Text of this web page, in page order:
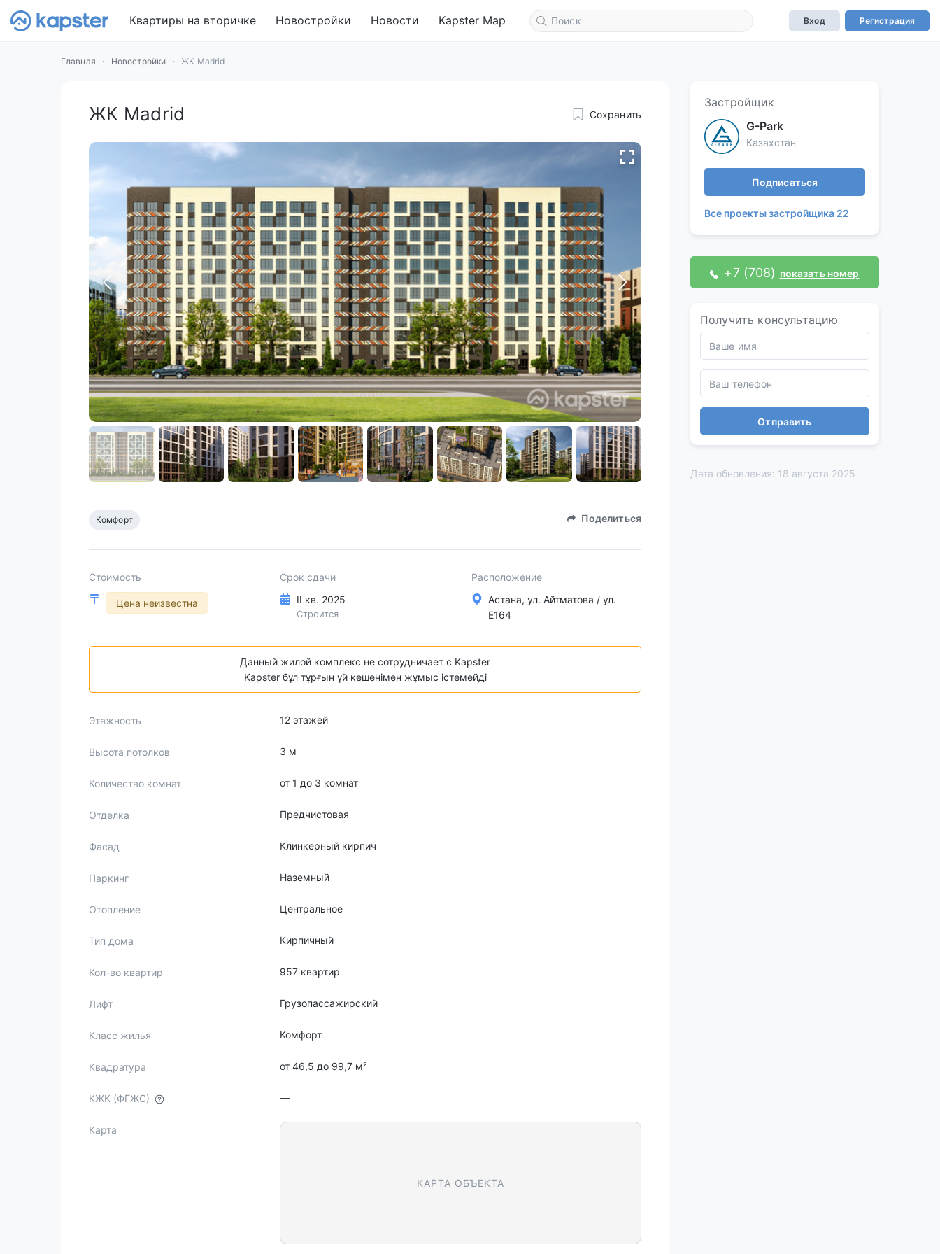
Квартиры на вторичке Новостройки Новости Kapster Map Вход Регистрация
Главная Новостройки ЖК Madrid
ЖК Madrid Сохранить
Комфорт Поделиться
Стоимость
Цена неизвестна
Срок сдачи
II кв. 2025
Строится
Расположение
Астана, ул. Айтматова / ул.
Е164
Данный жилой комплекс не сотрудничает с Kapster
Kapster бұл тұрғын үй кешенімен жұмыс істемейді
Этажность 12 этажей
Высота потолков 3 м
Количество комнат от 1 до 3 комнат
Отделка Предчистовая
Фасад Клинкерный кирпич
Паркинг Наземный
Отопление Центральное
Тип дома Кирпичный
Кол-во квартир 957 квартир
Лифт Грузопассажирский
Класс жилья Комфорт
Квадратура от 46,5 до 99,7 м²
КЖК (ФГЖС) —
Карта
КАРТА ОБЪЕКТА
Застройщик
G-Park
Казахстан
Подписаться
Все проекты застройщика 22
+7 (708) показать номер
Получить консультацию
Отправить
Дата обновления: 18 августа 2025